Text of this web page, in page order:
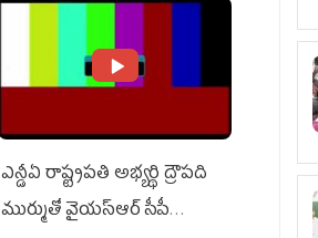
ఎన్డీఏ రాష్ట్ర‌ప‌తి అభ్య‌ర్థి ద్రౌప‌ది
ముర్ముతో వైయ‌స్ఆర్ సీపీ